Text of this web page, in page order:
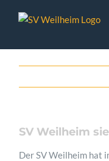
Inhalt
SV Weilheim
Der SV Weilheim hat